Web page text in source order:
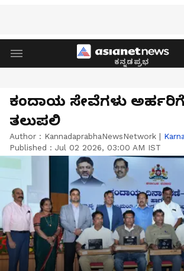
ಕನ್ನಡಪ್ರಭ
ಕಂದಾಯ ಸೇವೆಗಳು ಅರ್ಹರಿಗೆ
ತಲುಪಲಿ
Author : KannadaprabhaNewsNetwork |
Published : Jul 02 2026, 03:00 AM IST